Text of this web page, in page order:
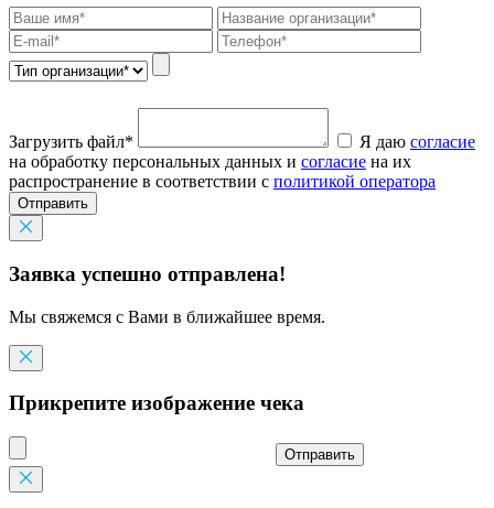
Загрузить файл* Я даю согласие
на обработку персональных данных и согласие на их
распространение в соответствии с политикой оператора
Отправить
Заявка успешно отправлена!
Мы свяжемся с Вами в ближайшее время.
Прикрепите изображение чека
Отправить